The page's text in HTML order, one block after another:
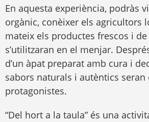
En aquesta experiència, podràs
orgànic, conèixer els agricultors
mateix els productes frescos i
s’utilitzaran en el menjar.
d’un àpat preparat amb cura i
sabors naturals i autèntics seran
protagonistes.
“Del hort a la taula” és una